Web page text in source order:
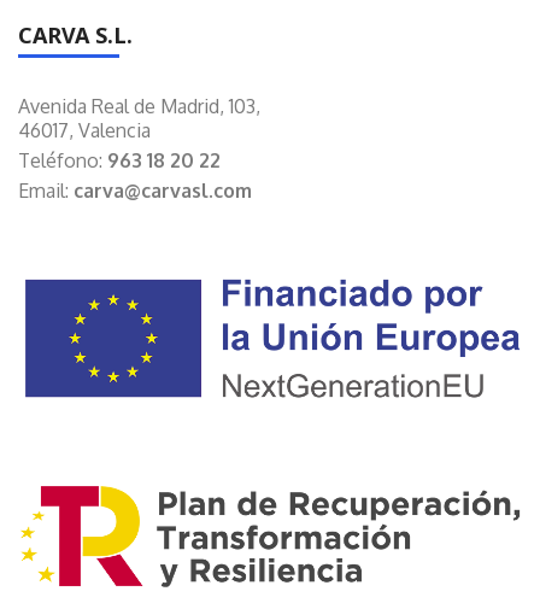
CARVA S.L.
Avenida Real de Madrid, 103,
46017, Valencia
Teléfono: 963 18 20 22
Email: carva@carvasl.com